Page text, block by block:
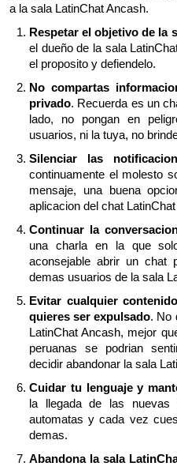
a la sala LatinChat Ancash.
Respetar el objetivo de la
el dueño de la sala
el proposito y defiendelo.
No compartas
privado. Recuerda es un
lado, no pongan en
usuarios, ni la tuya, no
Silenciar las
continuamente el molesto
mensaje, una buena
aplicacion del chat
Continuar la
una charla en la que
aconsejable abrir un chat
demas usuarios de la sala
Evitar cualquier
quieres ser expulsado. No
LatinChat Ancash, mejor
peruanas se podrian
decidir abandonar la sala
Cuidar tu lenguaje y
la llegada de las nuevas
automatas y cada vez
demas.
Abandona la sala